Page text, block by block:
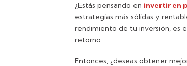
¿Estás pensando en invertir en
estrategias más sólidas y
rendimiento de tu inversión, es
retorno.
Entonces, ¿deseas obtener